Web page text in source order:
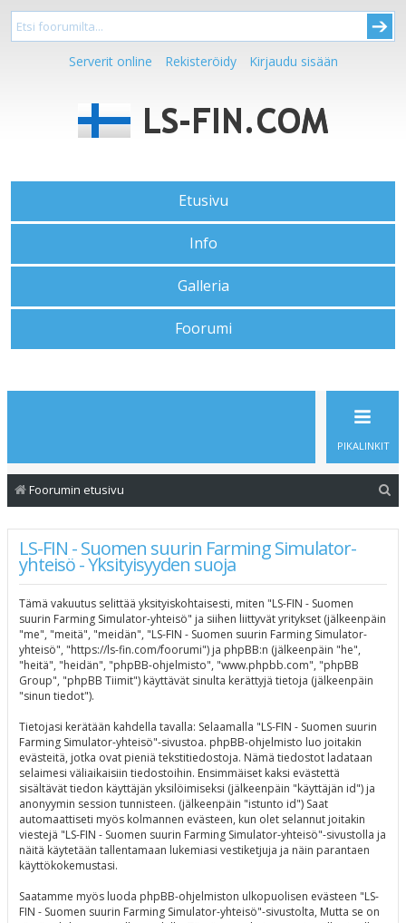
Serverit online Rekisteröidy Kirjaudu sisään
Etusivu
Info
Galleria
Foorumi
PIKALINKIT
Foorumin etusivu
LS-FIN - Suomen suurin Farming Simulator-
yhteisö - Yksityisyyden suoja
Tämä vakuutus selittää yksityiskohtaisesti, miten "LS-FIN - Suomen
suurin Farming Simulator-yhteisö" ja siihen liittyvät yritykset (jälkeenpäin
"me", "meitä", "meidän", "LS-FIN - Suomen suurin Farming Simulator-
yhteisö", "https://ls-fin.com/foorumi") ja phpBB:n (jälkeenpäin "he",
"heitä", "heidän", "phpBB-ohjelmisto", "www.phpbb.com", "phpBB
Group", "phpBB Tiimit") käyttävät sinulta kerättyjä tietoja (jälkeenpäin
"sinun tiedot").
Tietojasi kerätään kahdella tavalla: Selaamalla "LS-FIN - Suomen suurin
Farming Simulator-yhteisö"-sivustoa. phpBB-ohjelmisto luo joitakin
evästeitä, jotka ovat pieniä tekstitiedostoja. Nämä tiedostot ladataan
selaimesi väliaikaisiin tiedostoihin. Ensimmäiset kaksi evästettä
sisältävät tiedon käyttäjän yksilöimiseksi (jälkeenpäin "käyttäjän id") ja
anonyymin session tunnisteen. (jälkeenpäin "istunto id") Saat
automaattiseti myös kolmannen evästeen, kun olet selannut joitakin
viestejä "LS-FIN - Suomen suurin Farming Simulator-yhteisö"-sivustolla ja
näitä käytetään tallentamaan lukemiasi vestiketjuja ja näin parantaen
käyttökokemustasi.
Saatamme myös luoda phpBB-ohjelmiston ulkopuolisen evästeen "LS-
FIN - Suomen suurin Farming Simulator-yhteisö"-sivustolta, Mutta se on